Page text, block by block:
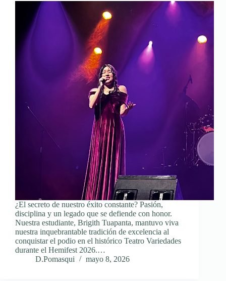
¿El secreto de nuestro éxito constante? Pasión,
disciplina y un legado que se defiende con honor.
Nuestra estudiante, Brigith Tuapanta, mantuvo viva
nuestra inquebrantable tradición de excelencia al
conquistar el podio en el histórico Teatro Variedades
durante el Hemifest 2026.…
D.Pomasqui
mayo 8, 2026